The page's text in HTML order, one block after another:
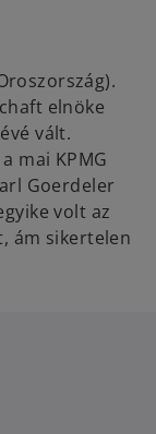
elnöke
vált.
mai KPMG
Goerdeler
volt az
ám sikertelen